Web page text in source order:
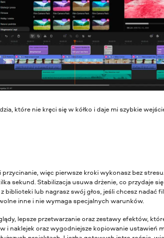
które nie kręci się w kółko i daje mi szybkie
więc pierwsze kroki wykonasz bez
sekund. Stabilizacja usuwa drżenie, co przydaje
biblioteki lub nagrasz swój głos, jeśli chcesz nadać
inne i nie wymaga specjalnych warunków.
lepsze przetwarzanie oraz zestawy efektów,
i naklejek oraz wygodniejsze kopiowanie ustawień